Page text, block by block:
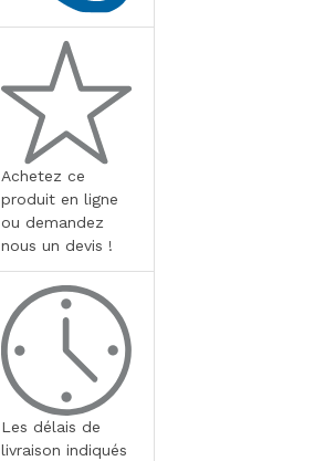
Achetez ce
produit en ligne
ou demandez
nous un devis !
Les délais de
livraison indiqués